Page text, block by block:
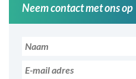
Neem contact met ons op